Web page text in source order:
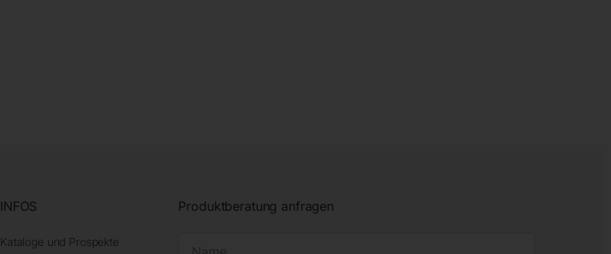
INFOS
Kataloge und Prospekte
Produktberatung anfragen